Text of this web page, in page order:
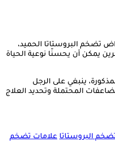
تضخم البروستاتا الحميد،
يمكن أن يحسنّا نوعية الحياة
ينبغي على الرجل
المحتملة وتحديد العلاج
البروستاتا علامات تضخم